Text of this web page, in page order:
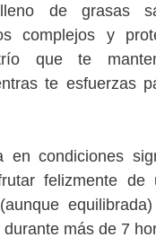
de grasas
complejos y
que te
te esfuerzas
en condiciones
felizmente de
más de 7